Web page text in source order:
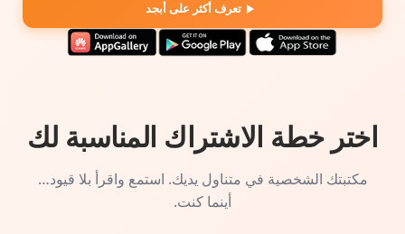
تعرف أكثر على أبجد
اختر خطة الاشتراك المناسبة لك
مكتبتك الشخصية في متناول يديك. استمع واقرأ بلا قيود…
أينما كنت.